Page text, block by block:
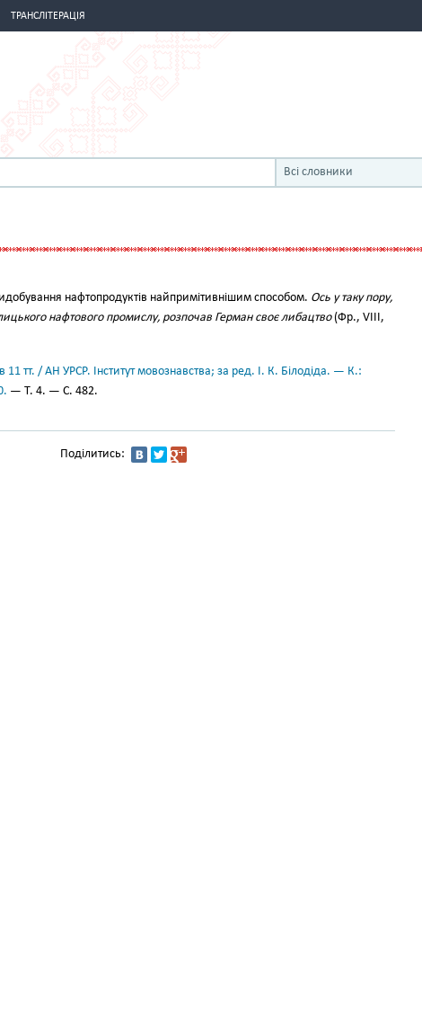
ТРАНСЛІТЕРАЦІЯ
Всі словники
нафтопродуктів найпримітивнішим способом. Ось у таку пору,
нафтового промислу, розпочав Герман своє либацтво(Фр., VIII,
11 тт. / АН УРСР. Інститут мовознавства; за ред. І. К. Білодіда. — К.:
— Т. 4. — С. 482.
Поділитись: